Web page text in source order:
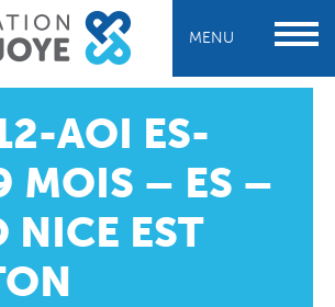
MENU
AOI ES-
MOIS – ES –
NICE EST